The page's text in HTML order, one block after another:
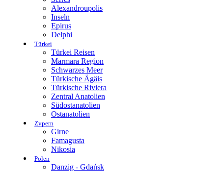
Alexandroupolis
Inseln
Epirus
Delphi
Türkei
Türkei Reisen
Marmara Region
Schwarzes Meer
Türkische Ägäis
Türkische Riviera
Zentral Anatolien
Südostanatolien
Ostanatolien
Zypern
Girne
Famagusta
Nikosia
Polen
Danzig - Gdańsk